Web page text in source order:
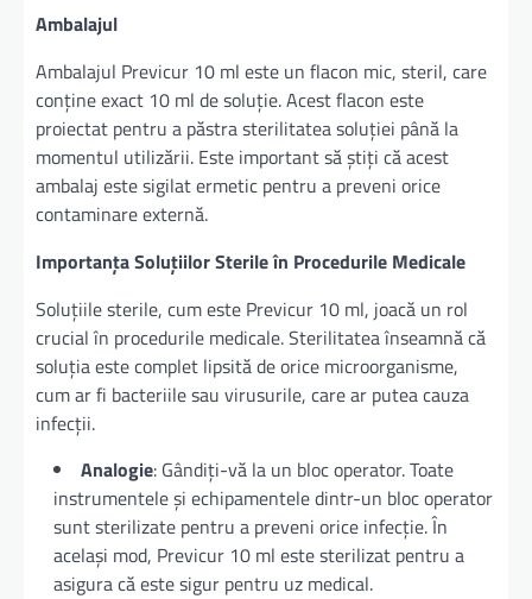
Ambalajul
Ambalajul Previcur 10 ml este un flacon mic, steril, care
conține exact 10 ml de soluție. Acest flacon este
proiectat pentru a păstra sterilitatea soluției până la
momentul utilizării. Este important să știți că acest
ambalaj este sigilat ermetic pentru a preveni orice
contaminare externă.
Importanța Soluțiilor Sterile în Procedurile Medicale
Soluțiile sterile, cum este Previcur 10 ml, joacă un rol
crucial în procedurile medicale. Sterilitatea înseamnă că
soluția este complet lipsită de orice microorganisme,
cum ar fi bacteriile sau virusurile, care ar putea cauza
infecții.
Analogie: Gândiți-vă la un bloc operator. Toate
instrumentele și echipamentele dintr-un bloc operator
sunt sterilizate pentru a preveni orice infecție. În
același mod, Previcur 10 ml este sterilizat pentru a
asigura că este sigur pentru uz medical.